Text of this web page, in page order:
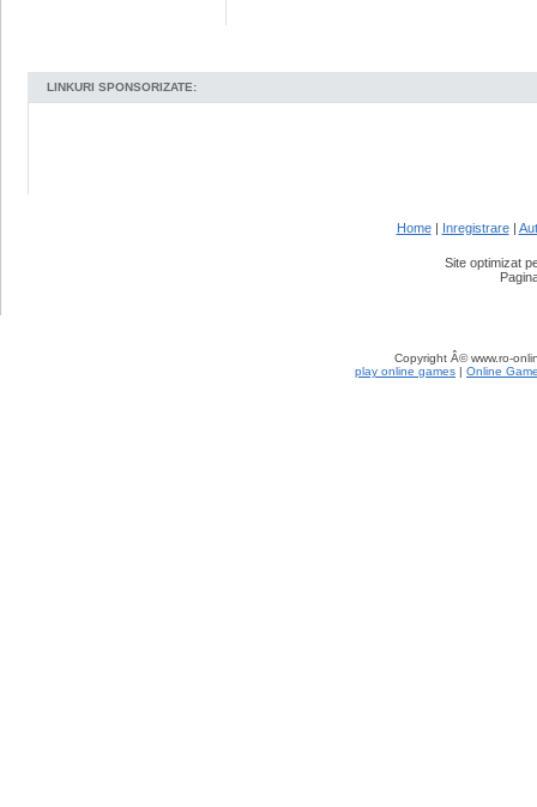
LINKURI SPONSORIZATE:
Home| Inregistrare|
Site optimizat
Copyright Â© www.ro-
play online games | Online